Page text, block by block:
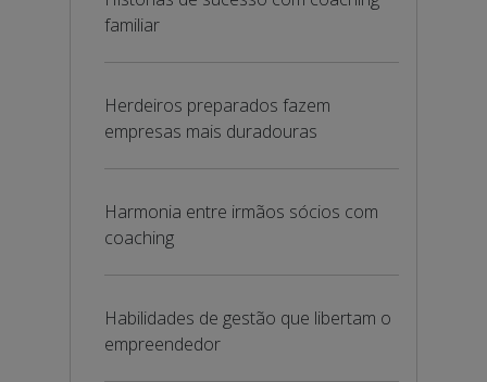
familiar
Herdeiros preparados fazem
empresas mais duradouras
Harmonia entre irmãos sócios com
coaching
Habilidades de gestão que libertam o
empreendedor